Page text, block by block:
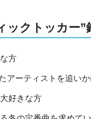
ックトッカー
方
アーティストを追い
好きな方